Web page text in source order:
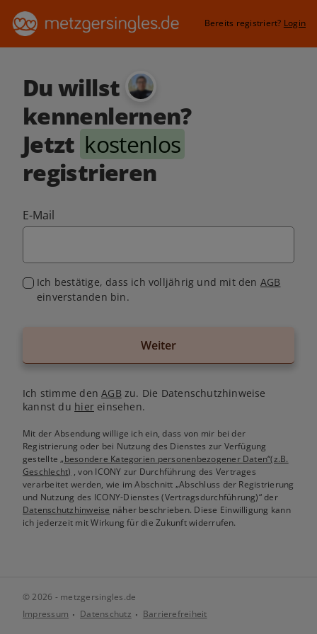
Bereits registriert? Login
Du willst
kennenlernen?
Jetzt kostenlos
registrieren
E-Mail
Ich bestätige, dass ich volljährig und mit den AGB
einverstanden bin.
Weiter
Ich stimme denAGB zu. Die Datenschutzhinweise
kannst du hiereinsehen.
Mit der Absendung willige ich ein, dass von mir bei der
Registrierung oder bei Nutzung des Dienstes zur Verfügung
gestellte„besondere Kategorien personenbezogener Daten“(z.B.
Geschlecht) , von ICONY zur Durchführung des Vertrages
verarbeitet werden, wie im Abschnitt „Abschluss der Registrierung
und Nutzung des ICONY-Dienstes (Vertragsdurchführung)“ der
Datenschutzhinweise näher beschrieben. Diese Einwilligung kann
ich jederzeit mit Wirkung für die Zukunft widerrufen.
© 2026 - metzgersingles.de
Impressum
Datenschutz Barrierefreiheit